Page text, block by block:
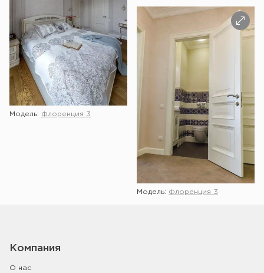
Модель: Флоренция 3
Модель: Флоренция 3
Компания
О нас